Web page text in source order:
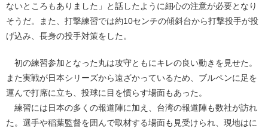
ないところもありました」と話したように細心の注意が必要となり
そうだ。また、打撃練習では約10センチの傾斜台から打撃投手が投
げ込み、長身の投手対策をした。
初の練習参加となった丸は攻守ともにキレの良い動きを見せた。
また実戦が日本シリーズから遠ざかっているため、ブルペンに足を
運んで打席に立ち、投球に目を慣らす場面もあった。
練習には日本の多くの報道陣に加え、台湾の報道陣も数社が訪れ
た。選手や稲葉監督を囲んで取材する場面も見受けられ、現地はに